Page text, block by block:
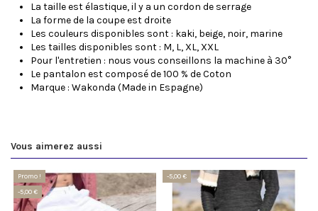
La taille est élastique, il y a un cordon de serrage
La forme de la coupe est droite
Les couleurs disponibles sont : kaki, beige, noir, marine
Les tailles disponibles sont : M, L, XL, XXL
Pour l'entretien : nous vous conseillons la machine à 30°
Le pantalon est composé de 100 % de Coton
Marque : Wakonda (Made in Espagne)
Vous aimerez aussi
Promo !
-5,00 €
-5,00 €